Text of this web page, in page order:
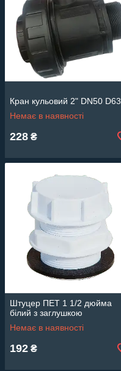
Кран кульовий 2" DN50 D63
Немає в наявності
228 ₴
Штуцер ПЕТ 1 1/2 дюйма
білий з заглушкою
Немає в наявності
192 ₴